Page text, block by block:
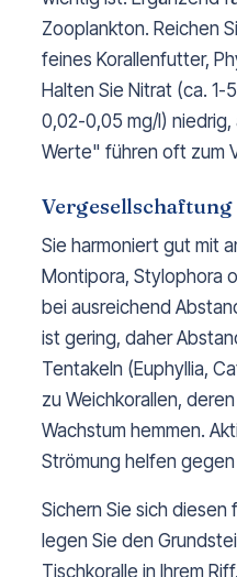
Zooplankton. Reichen
feines Korallenfutter,
Halten Sie Nitrat (ca.
0,02-0,05 mg/l)
Werte" führen oft zum
Vergesellschaftung
Sie harmoniert gut mit
Montipora, Stylophora
bei ausreichend
ist gering, daher
Tentakeln (Euphyllia,
zu Weichkorallen,
Wachstum hemmen.
Strömung helfen
Sichern Sie sich
legen Sie den
Tischkoralle in Ihrem Riff.